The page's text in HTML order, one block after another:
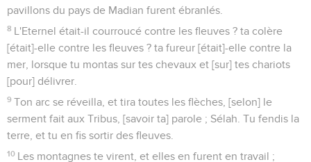
pavillons du pays de Madian furent ébranlés.
8 L'Eternel était-il courroucé contre les fleuves ? ta colère
[était]-elle contre les fleuves ? ta fureur [était]-elle contre la
mer, lorsque tu montas sur tes chevaux et [sur] tes chariots
[pour] délivrer.
9 Ton arc se réveilla, et tira toutes les flèches, [selon] le
serment fait aux Tribus, [savoir ta] parole ; Sélah. Tu fendis la
terre, et tu en fis sortir des fleuves.
10 Les montagnes te virent, et elles en furent en travail ;